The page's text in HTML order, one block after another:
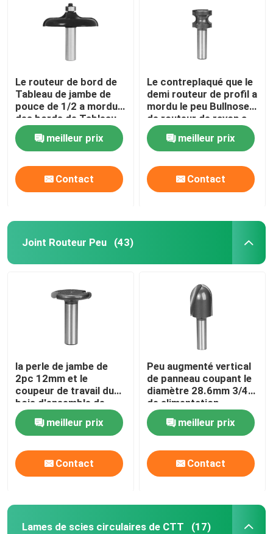
Le routeur de bord de
Tableau de jambe de
pouce de 1/2 a mordu
des bords de Tableau
de finition
meilleur prix
Contact
Le contreplaqué que le
demi routeur de profil a
mordu le peu Bullnose
de routeur de rayon a
entièrement arrondi le
bord
meilleur prix
Contact
Joint Routeur Peu (43)
la perle de jambe de
2pc 12mm et le
coupeur de travail du
bois d'ensemble de
cannelure font les
baquets chauds
meilleur prix
Contact
Peu augmenté vertical
de panneau coupant le
diamètre 28.6mm 3/4"
de alimentation
courant
meilleur prix
Contact
Lames de scies circulaires de CTT (17)